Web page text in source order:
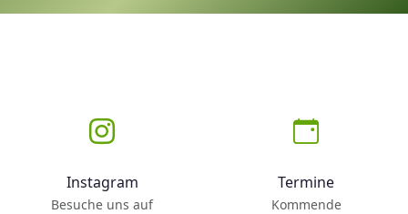
Instagram
Besuche uns auf
Termine
Kommende